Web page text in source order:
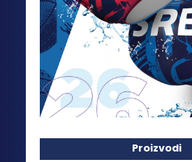
Proizvodi